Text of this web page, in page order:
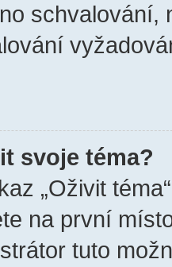
schvalování,
svoje téma?
„Oživit
na první
tuto